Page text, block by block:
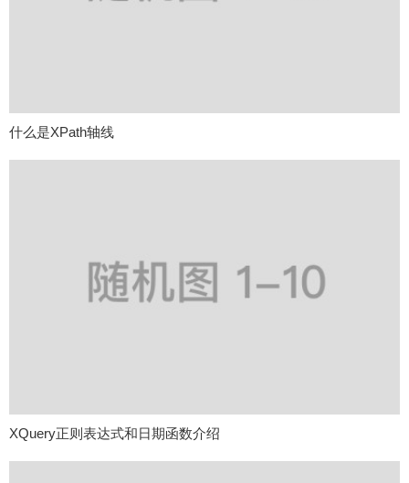
什么是XPath轴线
XQuery正则表达式和日期函数介绍